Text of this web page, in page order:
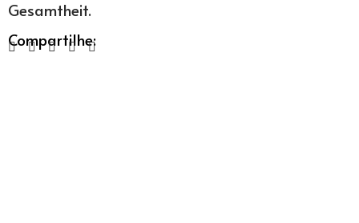
Gesamtheit.
Compartilhe: